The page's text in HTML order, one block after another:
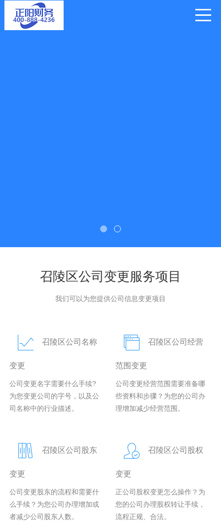
召陵区公司变更服务项目
我们可以为您提供公司信息变更项目
召陵区公司名称
变更
公司变更名字需要什么手续?
为您变更公司的字号，以及公
司名称中的行业描述。
召陵区公司经营
范围变更
公司变更经营范围需要准备哪
些资料和步骤？为您的公司办
理增加减少经营范围。
召陵区公司股东
变更
公司变更股东的流程和需要什
么手续？为您公司办理增加或
者减少公司股东人数。
召陵区公司股权
变更
正公司股权变更怎么操作？为
您的公司办理股权转让手续，
流程正规、合法。